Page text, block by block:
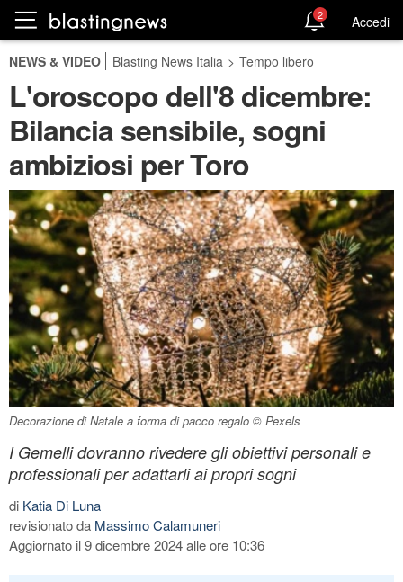
2 Accedi
NEWS & VIDEO Blasting News Italia > Tempo libero
L'oroscopo dell'8 dicembre:
Bilancia sensibile, sogni
ambiziosi per Toro
Decorazione di Natale a forma di pacco regalo © Pexels
I Gemelli dovranno rivedere gli obiettivi personali e
professionali per adattarli ai propri sogni
di Katia Di Luna
revisionato da Massimo Calamuneri
Aggiornato il 9 dicembre 2024 alle ore 10:36